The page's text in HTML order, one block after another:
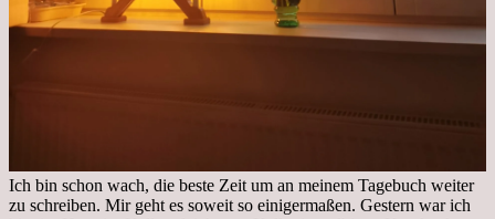
Ich bin schon wach, die beste Zeit um an meinem Tagebuch weiter
zu schreiben. Mir geht es soweit so einigermaßen. Gestern war ich